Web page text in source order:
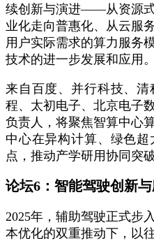
续创新与演进——从资源
业化走向普惠化、从云服
用户实际需求的算力服务
技术的进一步发展和应用。
来自百度、并行科技、
程、太初电子、北京电子
负责人，将聚焦智算中心
中心在异构计算、绿色
点，推动产学研用协同突
论坛6：智能驾驶创新
2025年，辅助驾驶正式步
本优化的双重推动下，以